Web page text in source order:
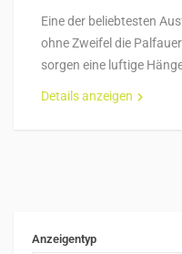
Eine der beliebtesten
ohne Zweifel die
sorgen eine luftige
Details anzeigen
Anzeigentyp